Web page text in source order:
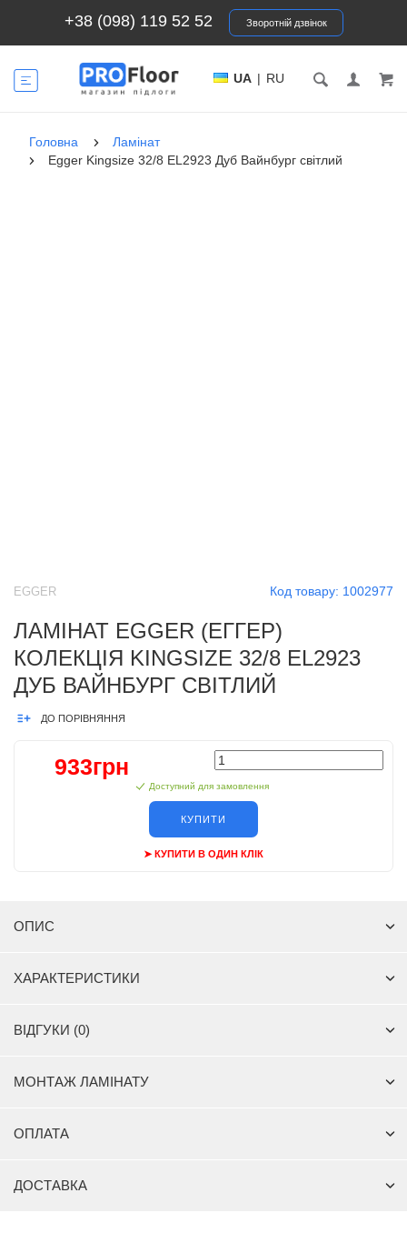
+38 (098) 119 52 52 Зворотній дзвінок
UA | RU
Головна
Ламінат
Egger Kingsize 32/8 EL2923 Дуб Вайнбург світлий
Код товару: 1002977
EGGER
ЛАМІНАТ EGGER (ЕГГЕР)
КОЛЕКЦІЯ KINGSIZE 32/8 EL2923
ДУБ ВАЙНБУРГ СВІТЛИЙ
ДО ПОРІВНЯННЯ
933грн
Доступний для замовлення
КУПИТИ
➤ КУПИТИ В ОДИН КЛІК
ОПИС
ХАРАКТЕРИСТИКИ
ВІДГУКИ (0)
МОНТАЖ ЛАМІНАТУ
ОПЛАТА
ДОСТАВКА